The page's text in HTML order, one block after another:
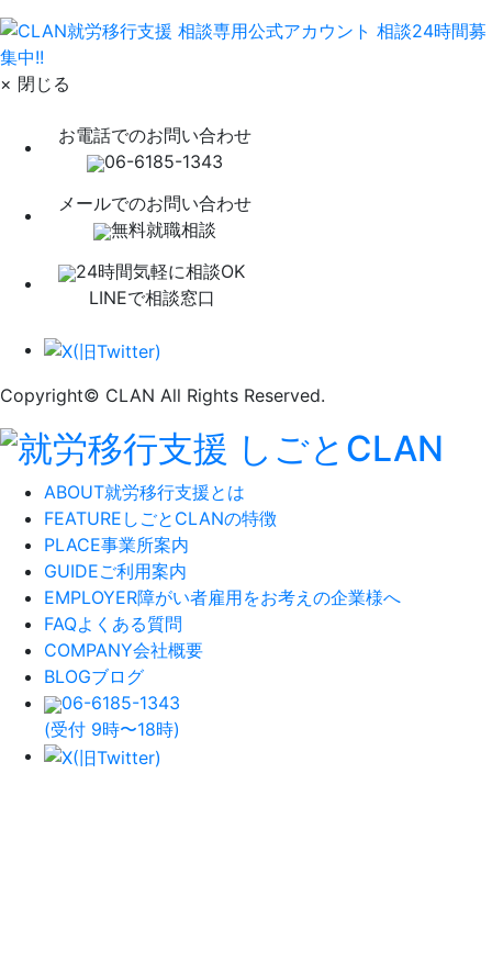
× 閉じる
お電話でのお問い合わせ
06-6185-1343
メールでのお問い合わせ
無料就職相談
24時間気軽に相談OK
LINEで相談窓口
Copyright© CLAN All Rights Reserved.
ABOUT就労移行支援とは
FEATURE しごとCLANの特徴
PLACE事業所案内
GUIDEご利用案内
EMPLOYER障がい者雇用をお考えの企業様へ
FAQよくある質問
COMPANY会社概要
BLOGブログ
06-6185-1343
(受付 9時〜18時)